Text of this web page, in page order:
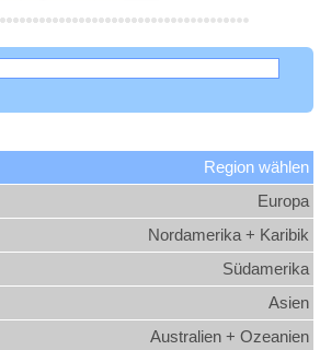
Region wählen
Europa
Nordamerika + Karibik
Südamerika
Asien
Australien + Ozeanien